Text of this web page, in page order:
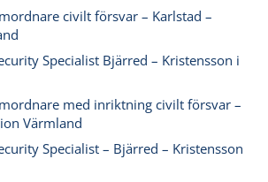
civilt försvar – Karlstad –
Specialist Bjärred – Kristensson i
med inriktning civilt försvar –
Värmland
Specialist – Bjärred – Kristensson